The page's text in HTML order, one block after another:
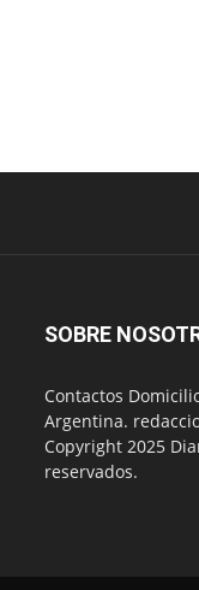
SOBRE
Contactos
Argentina.
Copyright 2025
reservados.